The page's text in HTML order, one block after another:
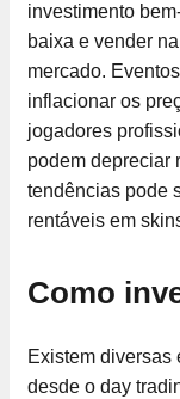
investimento
baixa e vender
mercado.
inflacionar os
jogadores
podem depreciar
tendências pode
rentáveis em
Como
Existem diversas
desde o day